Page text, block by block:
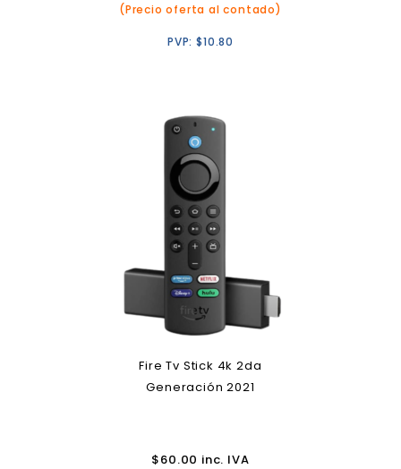
(Precio oferta al contado)
PVP:$10.80
Fire Tv Stick 4k 2da
Generación 2021
$60.00 inc. IVA